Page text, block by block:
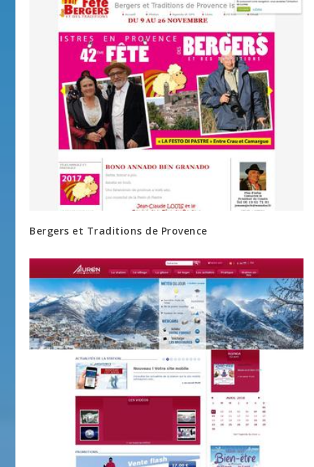
Bergers et Traditions de Provence